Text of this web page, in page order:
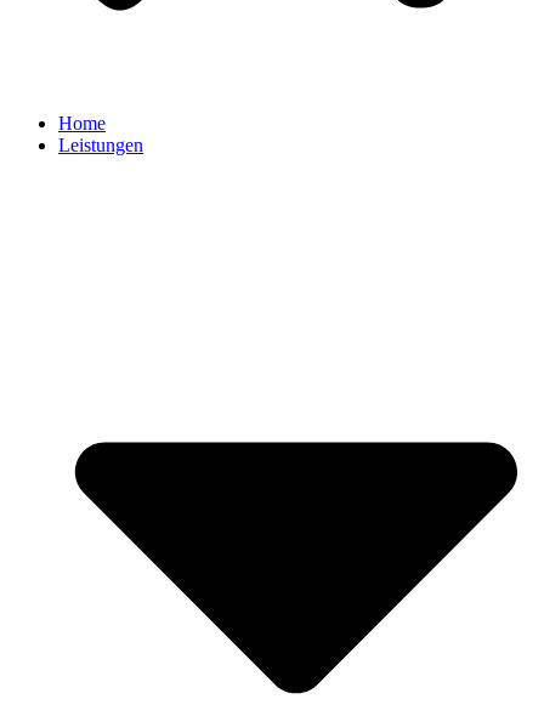
Home
Leistungen